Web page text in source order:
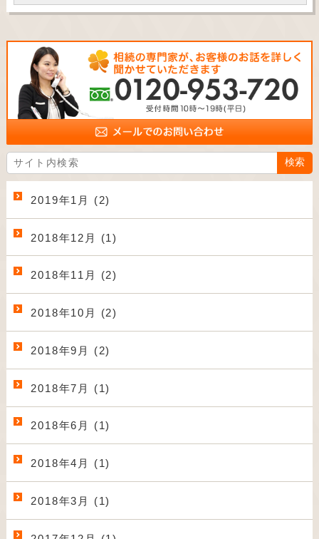
2019年1月 (2)
2018年12月 (1)
2018年11月 (2)
2018年10月 (2)
2018年9月 (2)
2018年7月 (1)
2018年6月 (1)
2018年4月 (1)
2018年3月 (1)